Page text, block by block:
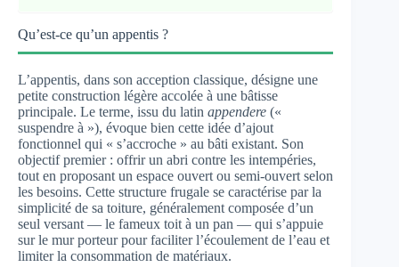
Qu’est-ce qu’un appentis ?
L’appentis, dans son acception classique, désigne une
petite construction légère accolée à une bâtisse
principale. Le terme, issu du latin appendere («
suspendre à »), évoque bien cette idée d’ajout
fonctionnel qui « s’accroche » au bâti existant. Son
objectif premier : offrir un abri contre les intempéries,
tout en proposant un espace ouvert ou semi-ouvert selon
les besoins. Cette structure frugale se caractérise par la
simplicité de sa toiture, généralement composée d’un
seul versant — le fameux toit à un pan — qui s’appuie
sur le mur porteur pour faciliter l’écoulement de l’eau et
limiter la consommation de matériaux.